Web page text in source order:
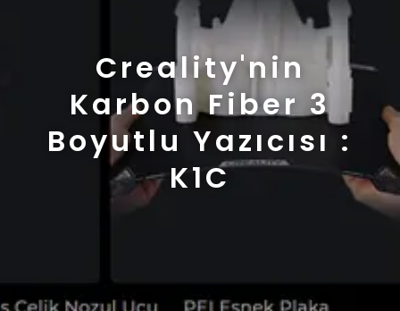
Creality'nin
Karbon Fiber 3
Boyutlu Yazıcısı :
K1C